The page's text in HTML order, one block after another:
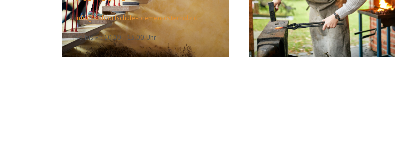
info@waldorfschule-bremen-osterholz.d
Mo bis Fr: 10.00 - 13.00 Uhr